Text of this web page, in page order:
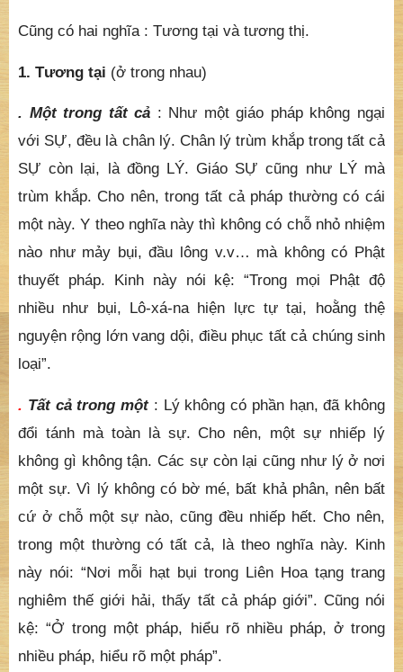
Cũng có hai nghĩa : Tương tại và tương thị.
1. Tương tại (ở trong nhau)
. Một trong tất cả : Như một giáo pháp không ngại
với SỰ, đều là chân lý. Chân lý trùm khắp trong tất cả
SỰ còn lại, là đồng LÝ. Giáo SỰ cũng như LÝ mà
trùm khắp. Cho nên, trong tất cả pháp thường có cái
một này. Y theo nghĩa này thì không có chỗ nhỏ nhiệm
nào như mảy bụi, đầu lông v.v… mà không có Phật
thuyết pháp. Kinh này nói kệ: “Trong mọi Phật độ
nhiều như bụi, Lô-xá-na hiện lực tự tại, hoằng thệ
nguyện rộng lớn vang dội, điều phục tất cả chúng sinh
loại”.
. Tất cả trong một : Lý không có phần hạn, đã không
đổi tánh mà toàn là sự. Cho nên, một sự nhiếp lý
không gì không tận. Các sự còn lại cũng như lý ở nơi
một sự. Vì lý không có bờ mé, bất khả phân, nên bất
cứ ở chỗ một sự nào, cũng đều nhiếp hết. Cho nên,
trong một thường có tất cả, là theo nghĩa này. Kinh
này nói: “Nơi mỗi hạt bụi trong Liên Hoa tạng trang
nghiêm thế giới hải, thấy tất cả pháp giới”. Cũng nói
kệ: “Ở trong một pháp, hiểu rõ nhiều pháp, ở trong
nhiều pháp, hiểu rõ một pháp”.